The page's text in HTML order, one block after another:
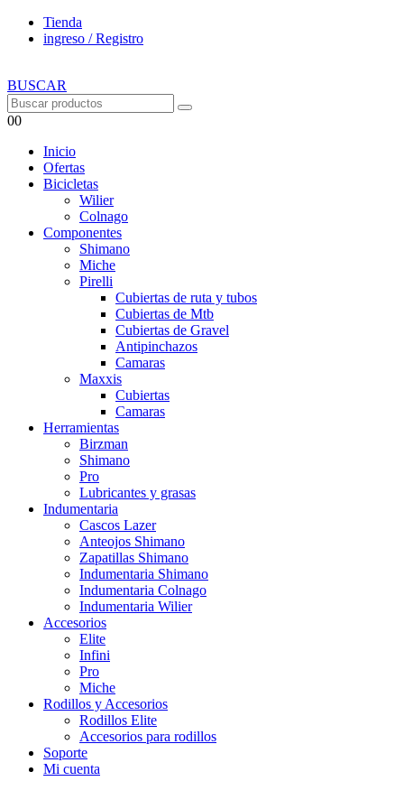
Tienda
ingreso / Registro
BUSCAR
00
Inicio
Ofertas
Bicicletas
Wilier
Colnago
Componentes
Shimano
Miche
Pirelli
Cubiertas de ruta y tubos
Cubiertas de Mtb
Cubiertas de Gravel
Antipinchazos
Camaras
Maxxis
Cubiertas
Camaras
Herramientas
Birzman
Shimano
Pro
Lubricantes y grasas
Indumentaria
Cascos Lazer
Anteojos Shimano
Zapatillas Shimano
Indumentaria Shimano
Indumentaria Colnago
Indumentaria Wilier
Accesorios
Elite
Infini
Pro
Miche
Rodillos y Accesorios
Rodillos Elite
Accesorios para rodillos
Soporte
Mi cuenta